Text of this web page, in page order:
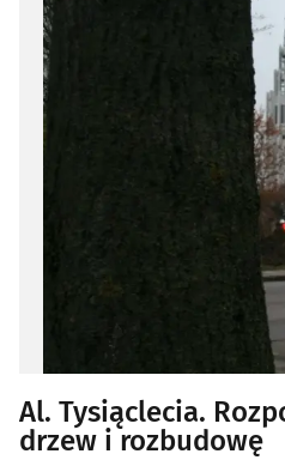
Al. Tysiąclecia.
drzew i rozbudowę